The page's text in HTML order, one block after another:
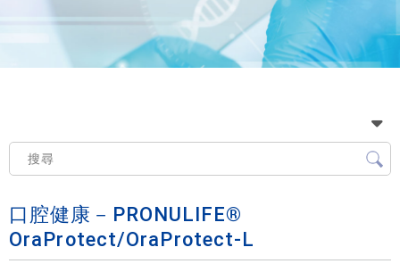
口腔健康－PRONULIFE®
OraProtect/OraProtect-L